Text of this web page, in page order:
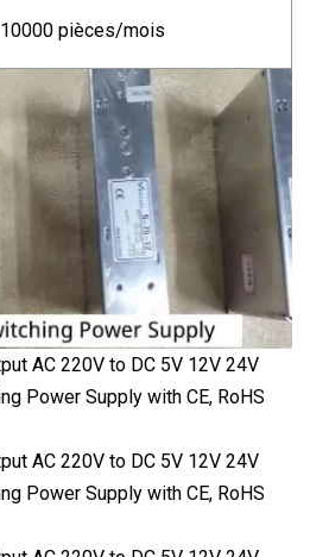
10000 pièces/mois